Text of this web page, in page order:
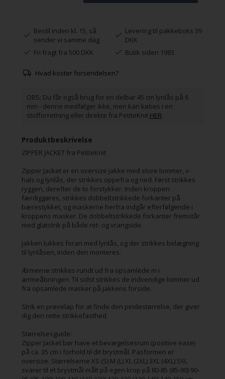
Bestil inden kl. 15, så
sender vi samme dag
Levering til pakkeboks 39
DKK
Fri fragt fra 500 DKK
Butik siden 1983
Hvad koster forsendelsen?
OBS: Du får også brug for en delbar 45 cm lynlås på 6
mm - denne medfølger ikke, men kan købes i en
stofforretning eller direkte fra PetiteKnit HER.
Produktbeskrivelse
ZIPPER JACKET fra PetiteKnit
Zipper Jacket er en oversize jakke med store lommer, v-
hals og lynlås, der strikkes oppefra og ned. Først strikkes
ryggen, derefter de to forstykker. Inden kroppen
færdiggøres, strikkes dobbeltstrikkede forkanter på
bærestykket, og maskerne herfra indgår efterfølgende i
kroppens masker. De dobbeltstrikkede forkanter fremstår
med glatstrik på både ret- og vrangside.
Jakken lukkes foran med lynlås, og der strikkes belægning
til lynlåsen, inden den monteres.
Ærmerne strikkes rundt ud fra opsamlede m i
ærmeåbningen. Til sidst strikkes de indvendige lommer ud
fra opsamlede masker på jakkens forside.
Strik en prøvelap for at finde den pindestørrelse, der giver
dig den rette strikkefasthed.
Størrelsesguide:
Zipper Jacket bør have et bevægelsesrum (positive ease)
på ca. 35 cm i forhold til dit brystmål. Pasformen er
oversize. Størrelserne XS (S) M (L) XL (2XL) 3XL (4XL) 5XL
svarer til et brystmål målt på egen krop på 80-85 (85-90) 90-